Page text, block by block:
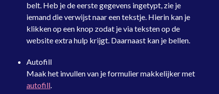
belt. Heb je de eerste gegevens ingetypt, zie je
iemand die verwijst naar een tekstje. Hierin kan je
klikken op een knop zodat je via teksten op de
website extra hulp krijgt. Daarnaast kan je bellen.
Autofill
Maak het invullen van je formulier makkelijker met
autofill.